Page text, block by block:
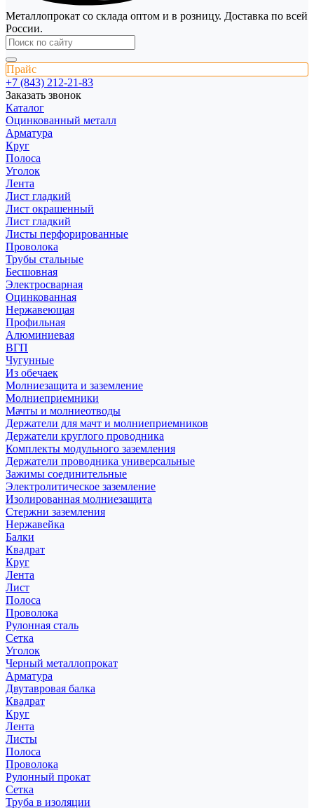
Металлопрокат со склада оптом и в розницу. Доставка по всей
России.
Прайс
+7 (843) 212-21-83
Заказать звонок
Каталог
Оцинкованный металл
Арматура
Круг
Полоса
Уголок
Лента
Лист гладкий
Лист окрашенный
Лист гладкий
Листы перфорированные
Проволока
Трубы стальные
Бесшовная
Электросварная
Оцинкованная
Нержавеющая
Профильная
Алюминиевая
ВГП
Чугунные
Из обечаек
Молниезащита и заземление
Молниеприемники
Мачты и молниеотводы
Держатели для мачт и молниеприемников
Держатели круглого проводника
Комплекты модульного заземления
Держатели проводника универсальные
Зажимы соединительные
Электролитическое заземление
Изолированная молниезащита
Стержни заземления
Нержавейка
Балки
Квадрат
Круг
Лента
Лист
Полоса
Проволока
Рулонная сталь
Сетка
Уголок
Черный металлопрокат
Арматура
Двутавровая балка
Квадрат
Круг
Лента
Листы
Полоса
Проволока
Рулонный прокат
Сетка
Труба в изоляции